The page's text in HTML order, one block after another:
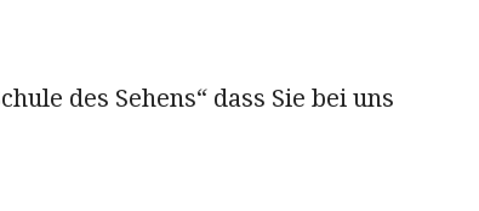
des Sehens“ dass Sie bei uns